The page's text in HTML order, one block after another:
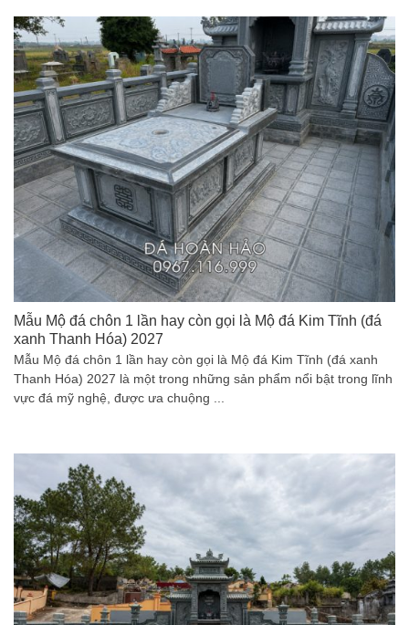
Mẫu Mộ đá chôn 1 lần hay còn gọi là Mộ đá Kim Tĩnh (đá
xanh Thanh Hóa) 2027
Mẫu Mộ đá chôn 1 lần hay còn gọi là Mộ đá Kim Tĩnh (đá xanh
Thanh Hóa) 2027 là một trong những sản phẩm nổi bật trong lĩnh
vực đá mỹ nghệ, được ưa chuộng ...